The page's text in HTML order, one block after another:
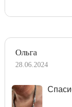
Ольга
28.06.2024